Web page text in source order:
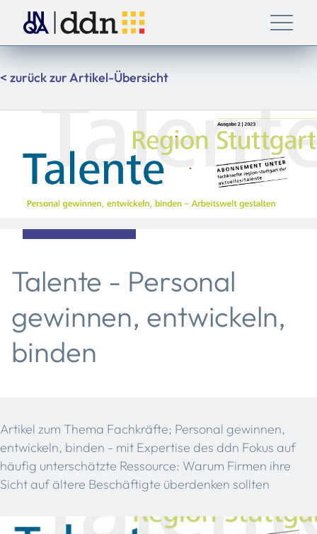
< zurück zur Artikel-Übersicht
Talente - Personal
gewinnen, entwickeln,
binden
Artikel zum Thema Fachkräfte; Personal gewinnen,
entwickeln, binden - mit Expertise des ddn Fokus auf
häufig unterschätzte Ressource: Warum Firmen ihre
Sicht auf ältere Beschäftigte überdenken sollten